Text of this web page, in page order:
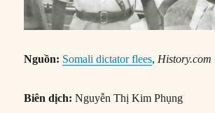
Nguồn: Somali dictator flees, History.com
Biên dịch: Nguyễn Thị Kim Phụng